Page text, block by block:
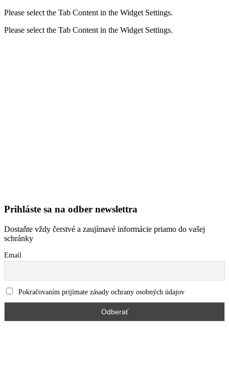
Please select the Tab Content in the Widget Settings.
Please select the Tab Content in the Widget Settings.
Prihláste sa na odber newslettra
Dostaňte vždy čerstvé a zaujímavé informácie priamo do vašej
schránky
Email
Pokračovaním prijímate zásady ochrany osobných údajov